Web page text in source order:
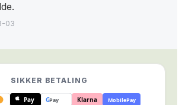
03
SIKKER BETALING
Pay GPay Klarna MobilePay